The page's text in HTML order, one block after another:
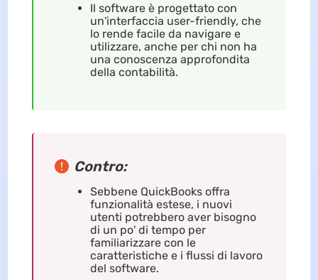
Il software è progettato con
un'interfaccia user-friendly, che
lo rende facile da navigare e
utilizzare, anche per chi non ha
una conoscenza approfondita
della contabilità.
Contro:
Sebbene QuickBooks offra
funzionalità estese, i nuovi
utenti potrebbero aver bisogno
di un po' di tempo per
familiarizzare con le
caratteristiche e i flussi di lavoro
del software.